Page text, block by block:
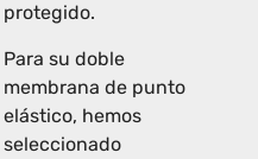
protegido.
Para su doble
membrana de punto
elástico, hemos
seleccionado